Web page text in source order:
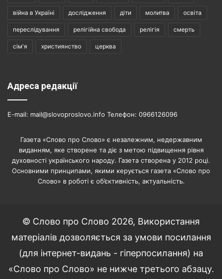
війна в Україні дослідження діти молитва освіта
переслідування релігійна свобода релігія смерть
сім'я християнство церква
Адреса редакції
E-mail: mail@slovoproslovo.info Телефон: 0966126096
Газета «Слово про Слово» є незалежним, недержавним
виданням, яке створене та діє з метою підвищення рівня
духовності українського народу. Газета створена у 2012 році.
Основними принципами, якими керується газета «Слово про
Слово» в роботі є об’єктивність, актуальність.
© Слово про Слово 2026, Використання
матеріалів дозволяється за умови посилання
(для інтернет-видань - гіперпосилання) на
«Слово про Слово» не нижче третього абзацу.